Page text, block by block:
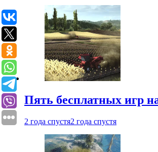
Пять бесплатных игр
2 года спустя2 года спустя